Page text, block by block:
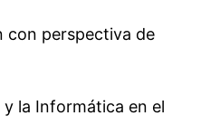
con perspectiva de
y la Informática en el